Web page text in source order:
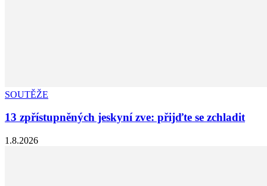
SOUTĚŽE
13 zpřístupněných jeskyní zve: přijďte se zchladit
1.8.2026